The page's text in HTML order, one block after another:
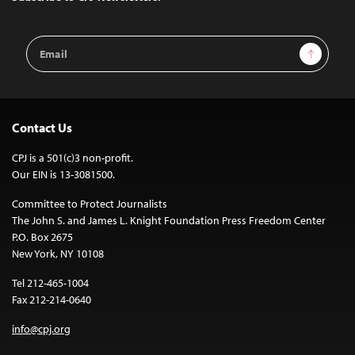
Email
Address
Sign Up
Contact Us
CPJ is a 501(c)3 non-profit.
Our EIN is 13-3081500.
Committee to Protect Journalists
The John S. and James L. Knight Foundation Press Freedom Center
P.O. Box 2675
New York, NY 10108
Tel 212-465-1004
Fax 212-214-0640
info@cpj.org